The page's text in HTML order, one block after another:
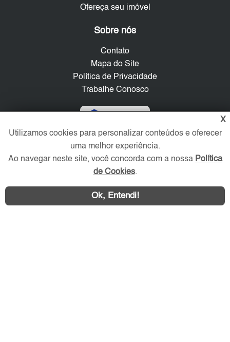
Ofereça seu imóvel
Sobre nós
Contato
Mapa do Site
Política de Privacidade
Trabalhe Conosco
Verificada por
Redes Sociais
X
Utilizamos cookies para personalizar conteúdos e oferecer
uma melhor experiência.
Ao navegar neste site, você concorda com a nossa Política
de Cookies.
Ok, Entendi!